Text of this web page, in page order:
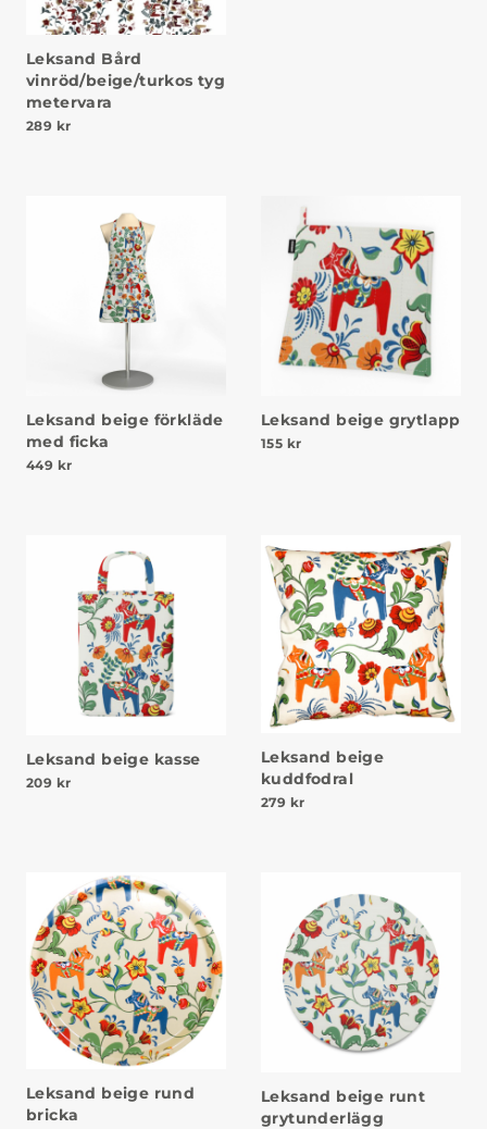
Leksand Bård
vinröd/beige/turkos tyg
metervara
289 kr
Leksand beige förkläde
med ficka
449 kr
Leksand beige grytlapp
155 kr
Leksand beige kasse
209 kr
Leksand beige
kuddfodral
279 kr
Leksand beige rund
bricka
Leksand beige runt
grytunderlägg